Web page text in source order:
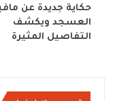
حكاية جديدة عن
العسجد ويكشف
التفاصيل المثيرة